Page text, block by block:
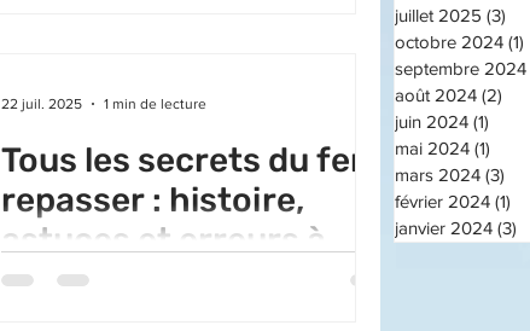
Tous les secrets du fer à
repasser : histoire,
astuces et erreurs à
éviter
Objet du quotidien qu’on croit connaître, le fer
22 juil. 2025 1 min de lecture
juillet 2025 (3)
octobre 2024 (1)
septembre 2024
août 2024 (2)
juin 2024 (1)
mai 2024 (1)
mars 2024 (3)
février 2024 (1)
janvier 2024 (3)